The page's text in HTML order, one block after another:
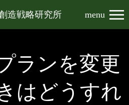
造戦略研究所 menu
ランを変更
はどうすれ